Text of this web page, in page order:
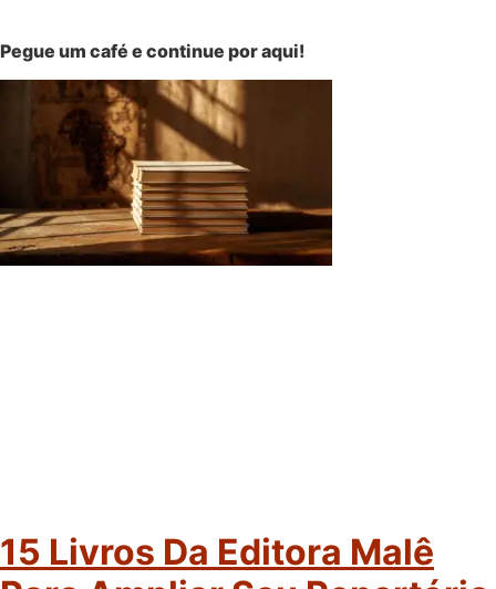
Pegue um café e continue por aqui!
15 Livros Da Editora Malê